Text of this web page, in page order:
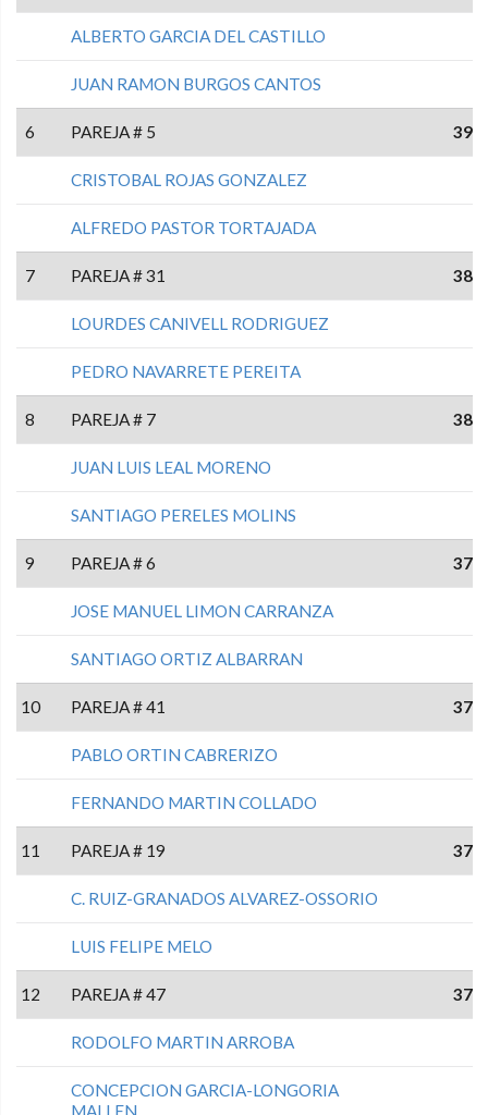
ALBERTO GARCIA DEL CASTILLO
JUAN RAMON BURGOS CANTOS
6 PAREJA # 5 39
CRISTOBAL ROJAS GONZALEZ
ALFREDO PASTOR TORTAJADA
7 PAREJA # 31 38
LOURDES CANIVELL RODRIGUEZ
PEDRO NAVARRETE PEREITA
8 PAREJA # 7 38
JUAN LUIS LEAL MORENO
SANTIAGO PERELES MOLINS
9 PAREJA # 6 37
JOSE MANUEL LIMON CARRANZA
SANTIAGO ORTIZ ALBARRAN
10 PAREJA # 41 37
PABLO ORTIN CABRERIZO
FERNANDO MARTIN COLLADO
11 PAREJA # 19 37
C. RUIZ-GRANADOS ALVAREZ-OSSORIO
LUIS FELIPE MELO
12 PAREJA # 47 37
RODOLFO MARTIN ARROBA
CONCEPCION GARCIA-LONGORIA